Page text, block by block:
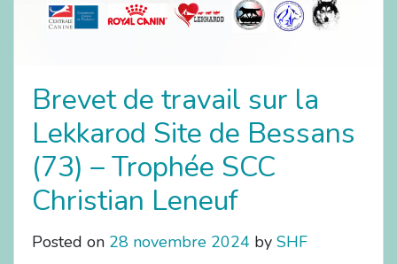
Brevet de travail sur la
Lekkarod Site de Bessans
(73) – Trophée SCC
Christian Leneuf
Posted on 28 novembre 2024 by SHF